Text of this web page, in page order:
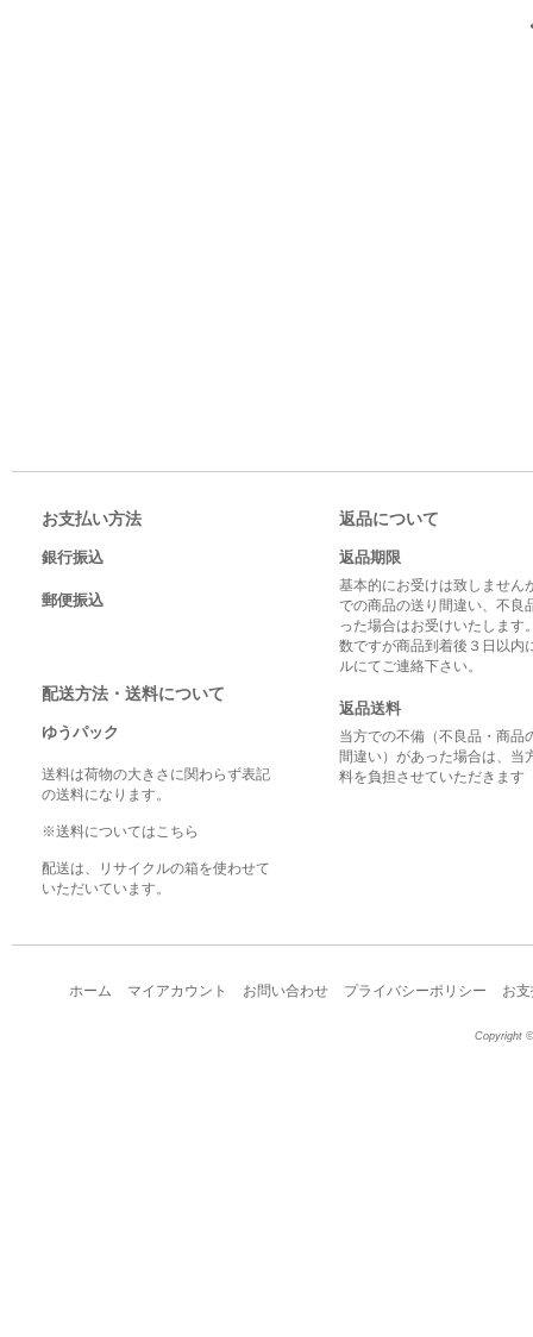
お支払い方法
銀行振込
郵便振込
配送方法・送料について
ゆうパック
送料は荷物の大きさに関わらず表記
の送料になります。
※送料についてはこちら
配送は、リサイクルの箱を使わせて
いただいています。
返品について
返品期限
基本的にお受けは致しません
での商品の送り間違い、不良
った場合はお受けいたします
数ですが商品到着後３日以内
ルにてご連絡下さい。
返品送料
当方での不備（不良品・商品
間違い）があった場合は、当
料を負担させていただきます
ホーム マイアカウント お問い合わせ プライバシーポリシー お
Copyright